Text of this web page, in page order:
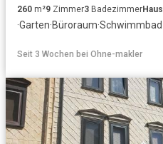
260 m²9 Zimmer3 BadezimmerHaus
·Garten·Büroraum·Schwimmbad
Seit 3 Wochen bei Ohne-makler